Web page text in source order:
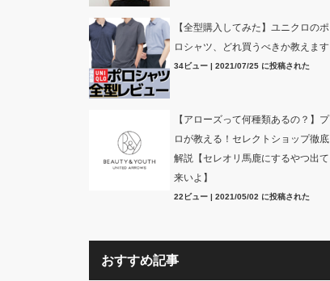
【全型購入してみた】ユニクロのポ
ロシャツ、どれ買うべきか教えます
34ビュー| 2021/07/25 に投稿された
【アローズって何種類あるの？】プ
ロが教える！セレクトショップ徹底
解説【セレオリ馬鹿にするやつ出て
来いよ】
22ビュー| 2021/05/02 に投稿された
おすすめ記事